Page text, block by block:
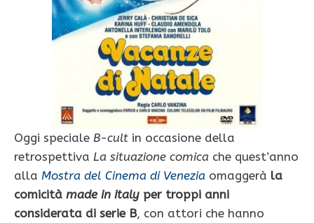
Oggi speciale B-cult in occasione della
retrospettiva La situazione comica che quest’anno
alla Mostra del Cinema di Venezia omaggerà la
comicità made in italy per troppi anni
considerata di serie B, con attori che hanno